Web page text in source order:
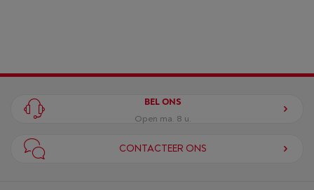
Vanden Borre-code 7799934
BEL ONS
Open ma. 8 u.
CONTACTEER ONS